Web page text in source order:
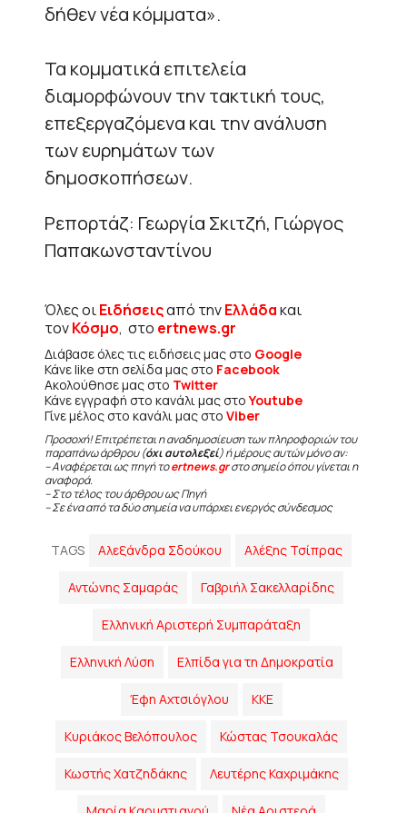
δήθεν νέα κόμματα».
Τα κομματικά επιτελεία
διαμορφώνουν την τακτική τους,
επεξεργαζόμενα και την ανάλυση
των ευρημάτων των
δημοσκοπήσεων.
Ρεπορτάζ: Γεωργία Σκιτζή, Γιώργος
Παπακωνσταντίνου
Όλες οιΕιδήσειςαπό τηνΕλλάδακαι
τονΚόσμο, στο ertnews.gr
Διάβασε όλες τις ειδήσεις μας στο Google
Κάνε like στη σελίδα μας στο Facebook
Ακολούθησε μας στο Twitter
Κάνε εγγραφή στο κανάλι μας στοYoutube
Γίνε μέλος στο κανάλι μας στο Viber
Προσοχή! Επιτρέπεται η αναδημοσίευση των πληροφοριών του
παραπάνω άρθρου (όχι αυτολεξεί) ή μέρους αυτών μόνο αν:
– Αναφέρεται ως πηγή τοertnews.grστο σημείο όπου γίνεται η
αναφορά.
– Στο τέλος του άρθρου ως Πηγή
– Σε ένα από τα δύο σημεία να υπάρχει ενεργός σύνδεσμος
TAGS Αλεξάνδρα Σδούκου Αλέξης Τσίπρας
Αντώνης Σαμαράς Γαβριήλ Σακελλαρίδης
Ελληνική Αριστερή Συμπαράταξη
Ελληνική Λύση Ελπίδα για τη Δημοκρατία
Έφη Αχτσιόγλου ΚΚΕ
Κυριάκος Βελόπουλος Κώστας Τσουκαλάς
Κωστής Χατζηδάκης Λευτέρης Καχριμάκης